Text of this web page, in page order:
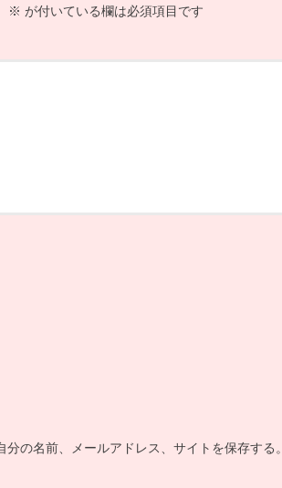
※ が付いている欄は必須項目です
の名前、メールアドレス、サイトを保存する。